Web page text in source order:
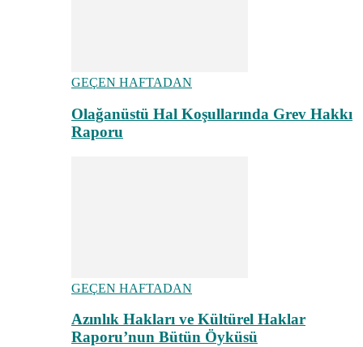
GEÇEN HAFTADAN
Olağanüstü Hal Koşullarında Grev Hakkı
Raporu
GEÇEN HAFTADAN
Azınlık Hakları ve Kültürel Haklar
Raporu’nun Bütün Öyküsü